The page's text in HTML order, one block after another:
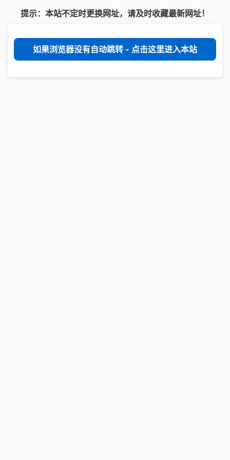
提示：本站不定时更换网址，请及时收藏最新网址！
如果浏览器没有自动跳转 - 点击这里进入本站